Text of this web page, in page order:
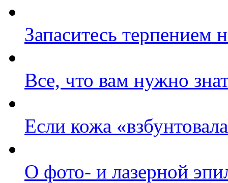
Запаситесь терпением
Все, что вам нужно
Если кожа
О фото- и лазерной